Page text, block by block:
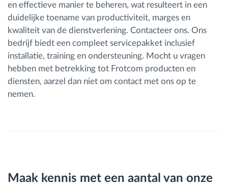
en effectieve manier te beheren, wat resulteert in een
duidelijke toename van productiviteit, marges en
kwaliteit van de dienstverlening. Contacteer ons. Ons
bedrijf biedt een compleet servicepakket inclusief
installatie, training en ondersteuning. Mocht u vragen
hebben met betrekking tot Frotcom producten en
diensten, aarzel dan niet om contact met ons op te
nemen.
Maak kennis met een aantal van onze